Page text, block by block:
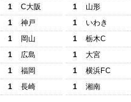
1
C大阪
1
神戸
1
岡山
1
広島
1
福岡
1 長崎
1
山形
1
いわき
1
栃木C
1
大宮
1
横浜FC
1
湘南